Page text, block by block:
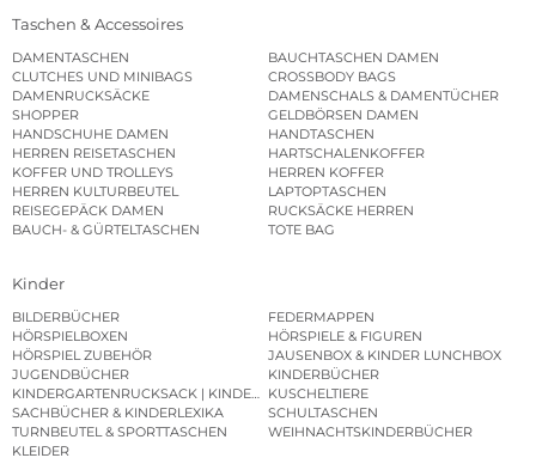
Taschen & Accessoires
DAMENTASCHEN
BAUCHTASCHEN DAMEN
CLUTCHES UND MINIBAGS
CROSSBODY BAGS
DAMENRUCKSÄCKE
DAMENSCHALS & DAMENTÜCHER
SHOPPER
GELDBÖRSEN DAMEN
HANDSCHUHE DAMEN
HANDTASCHEN
HERREN REISETASCHEN
HARTSCHALENKOFFER
KOFFER UND TROLLEYS
HERREN KOFFER
HERREN KULTURBEUTEL
LAPTOPTASCHEN
REISEGEPÄCK DAMEN
RUCKSÄCKE HERREN
BAUCH- & GÜRTELTASCHEN
TOTE BAG
Kinder
BILDERBÜCHER
FEDERMAPPEN
HÖRSPIELBOXEN
HÖRSPIELE & FIGUREN
HÖRSPIEL ZUBEHÖR
JAUSENBOX & KINDER LUNCHBOX
JUGENDBÜCHER
KINDERBÜCHER
KINDERGARTENRUCKSACK | KINDERGARTENBEUTEL
KUSCHELTIERE
SACHBÜCHER & KINDERLEXIKA
SCHULTASCHEN
TURNBEUTEL & SPORTTASCHEN
WEIHNACHTSKINDERBÜCHER
KLEIDER